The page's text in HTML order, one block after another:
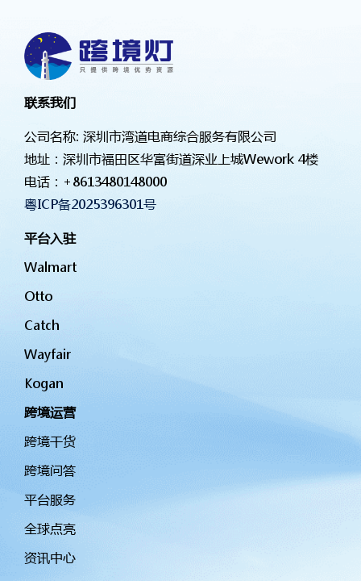
联系我们
公司名称: 深圳市湾道电商综合服务有限公司
地址：深圳市福田区华富街道深业上城Wework 4楼
电话： +8613480148000
粤ICP备2025396301号
平台入驻
Walmart
Otto
Catch
Wayfair
Kogan
跨境运营
跨境干货
跨境问答
平台服务
全球点亮
资讯中心